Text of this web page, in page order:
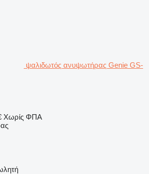
ψαλιδωτός ανυψωτήρας Genie GS-
Χωρίς ΦΠΑ